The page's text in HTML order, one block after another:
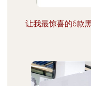
让我最惊喜的6款